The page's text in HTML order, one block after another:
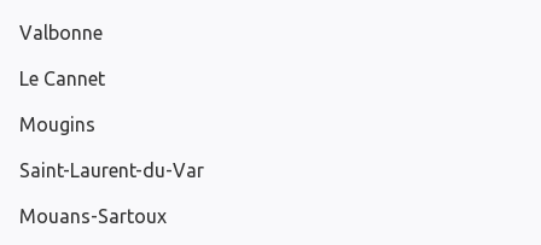
Valbonne
Le Cannet
Mougins
Saint-Laurent-du-Var
Mouans-Sartoux